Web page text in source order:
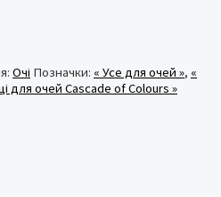
Очі Позначки: « Усе для очей », «
для очей Cascade of Colours »